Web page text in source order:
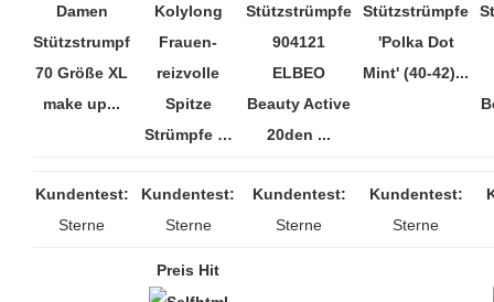
Damen
Stützstrumpf
70 Größe XL
make up...
Kolylong
Frauen-
reizvolle
Spitze
Strümpfe …
Stützstrümpfe
904121
ELBEO
Beauty Active
20den ...
Stützstrümpfe
'Polka Dot
Mint' (40-42)...
Kundentest:
Sterne
Kundentest:
Sterne
Kundentest:
Sterne
Kundentest:
Sterne
Preis Hit